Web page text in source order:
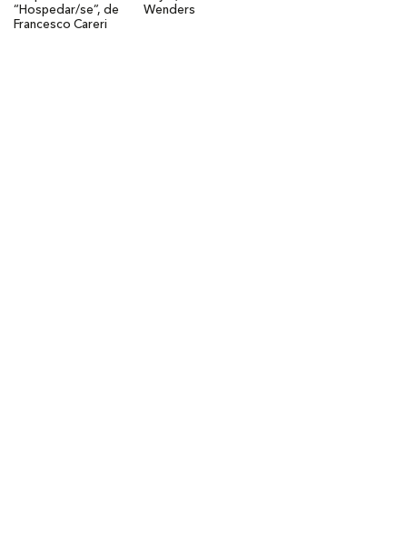
“Hospedar/se”, de
Francesco Careri
Wenders